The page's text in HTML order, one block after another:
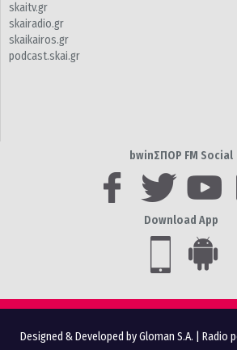
skaitv.gr
skairadio.gr
skaikairos.gr
podcast.skai.gr
bwinΣΠΟΡ FM Social
Download App
Designed & Developed by Gloman S.A. Radio